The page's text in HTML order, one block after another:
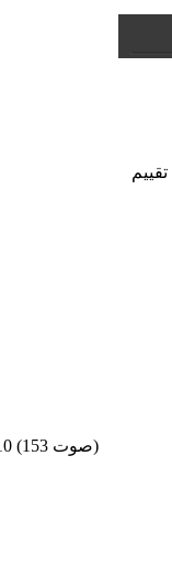
تقييم
/10 (153 صوت)